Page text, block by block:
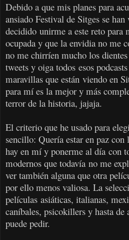
Debido a que mis planes para
ansiado Festival de Sitges se
decidido unirme a este reto para
ocupada y que la envidia no me
no me chirríen mucho los
tweets y oiga todos esos
maravillas que están viendo en
para mí es la mejor y más
terror de la historia, jajaja.
El criterio que he usado para
sencillo: Quería estar en paz
hay en mí y ponerme al día con
modernos que todavía no me
ver también alguna que otra
por ello menos valiosa. La
películas asiáticas, italianas,
caníbales, psicokillers y hasta
puede pedir.